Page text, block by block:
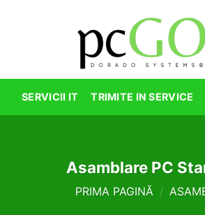
SERVICII IT TRIMITE IN SERVICE
Asamblare PC
PRIMA PAGINĂ /